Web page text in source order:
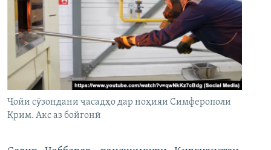
Ҷойи сӯзондани ҷасадҳо дар ноҳияи Симферополи
Қрим. Акс аз бойгонӣ